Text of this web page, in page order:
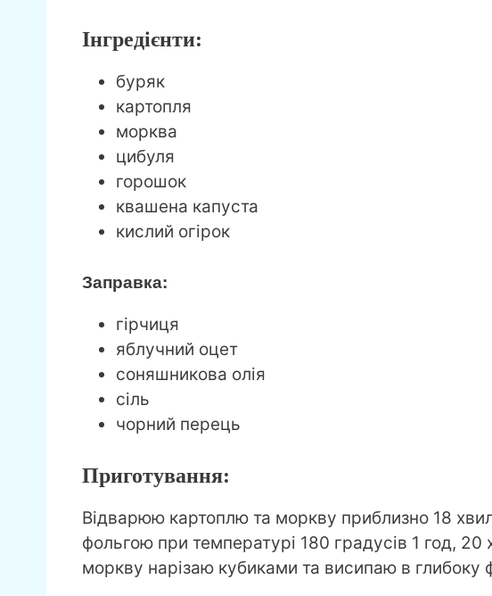
Інгредієнти:
буряк
картопля
морква
цибуля
горошок
квашена капуста
кислий огірок
Заправка:
гірчиця
яблучний оцет
соняшникова олія
сіль
чорний перець
Приготування:
Відварюю картоплю та моркву приблизно 18
фольгою при температурі 180 градусів 1 год,
моркву нарізаю кубиками та висипаю в глибоку